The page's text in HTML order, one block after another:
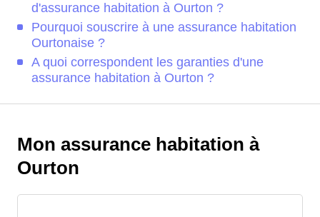
d'assurance habitation à Ourton ?
Pourquoi souscrire à une assurance habitation
Ourtonaise ?
A quoi correspondent les garanties d'une
assurance habitation à Ourton ?
Mon assurance habitation à
Ourton